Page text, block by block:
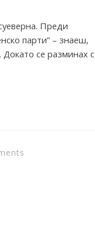
Преди
парти” – знаеш,
се разминах с